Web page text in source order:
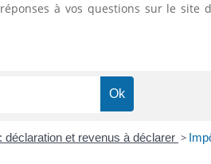
à vos questions sur le site
déclaration et revenus à déclarer >